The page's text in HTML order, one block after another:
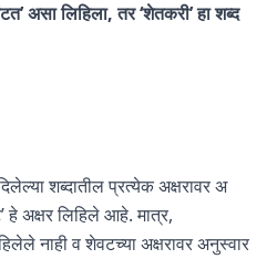
असा लिहिला, तर ‘शेतकरी’ हा शब्द
शब्दातील प्रत्येक अक्षरावर अ
हे अक्षर लिहिले आहे. मात्र,
नाही व शेवटच्या अक्षरावर अनुस्वार